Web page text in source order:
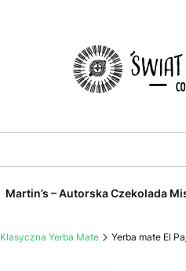
Martin’s – Autorska Czekolada
Klasyczna Yerba Mate Yerba mate El